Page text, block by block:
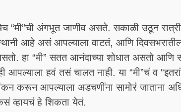
“मी”ची अंगभूत जाणीव असते. सकाळी उठून रात्री
आहे असं आपल्याला वाटतं, आणि
हा “मी” सतत आनंदाच्या शोधात असतो आणि
आपल्याला हवं तसं चालत नाही. या “मी”चं व
करून आपल्याला अडचणींना सामोरं जाताना
व्हायचं हे शिकता येतं.